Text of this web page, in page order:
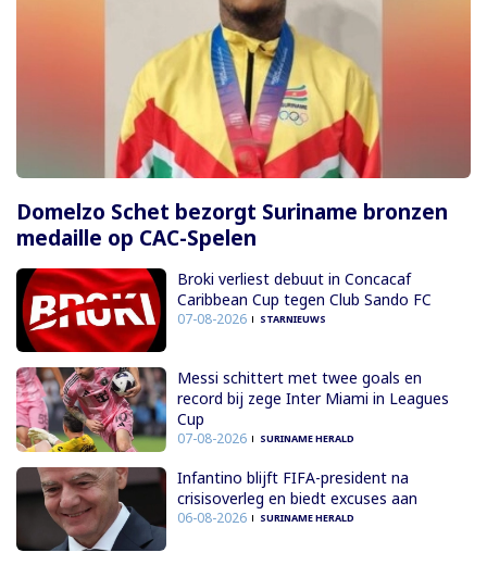
Domelzo Schet bezorgt Suriname bronzen
medaille op CAC-Spelen
Broki verliest debuut in Concacaf
Caribbean Cup tegen Club Sando FC
07-08-2026 STARNIEUWS
Messi schittert met twee goals en
record bij zege Inter Miami in Leagues
Cup
07-08-2026 SURINAME HERALD
Infantino blijft FIFA-president na
crisisoverleg en biedt excuses aan
06-08-2026 SURINAME HERALD